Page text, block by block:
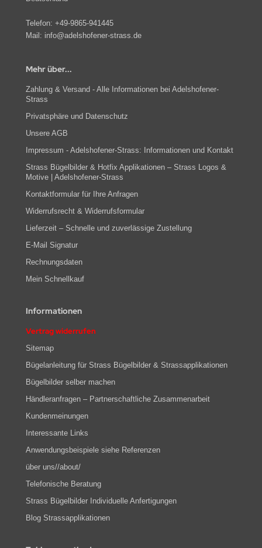
Telefon: +49-9865-941445
Mail: info@adelshofener-strass.de
Mehr über...
Zahlung & Versand - Alle Informationen bei Adelshofener-
Strass
Privatsphäre und Datenschutz
Unsere AGB
Impressum - Adelshofener-Strass: Informationen und Kontakt
Strass Bügelbilder & Hotfix Applikationen – Strass Logos &
Motive | Adelshofener-Strass
Kontaktformular für Ihre Anfragen
Widerrufsrecht & Widerrufsformular
Lieferzeit – Schnelle und zuverlässige Zustellung
E-Mail Signatur
Rechnungsdaten
Mein Schnellkauf
Informationen
Vertrag widerrufen
Sitemap
Bügelanleitung für Strass Bügelbilder & Strassapplikationen
Bügelbilder selber machen
Händleranfragen – Partnerschaftliche Zusammenarbeit
Kundenmeinungen
Interessante Links
Anwendungsbeispiele siehe Referenzen
über uns//about/
Telefonische Beratung
Strass Bügelbilder Individuelle Anfertigungen
Blog Strassapplikationen